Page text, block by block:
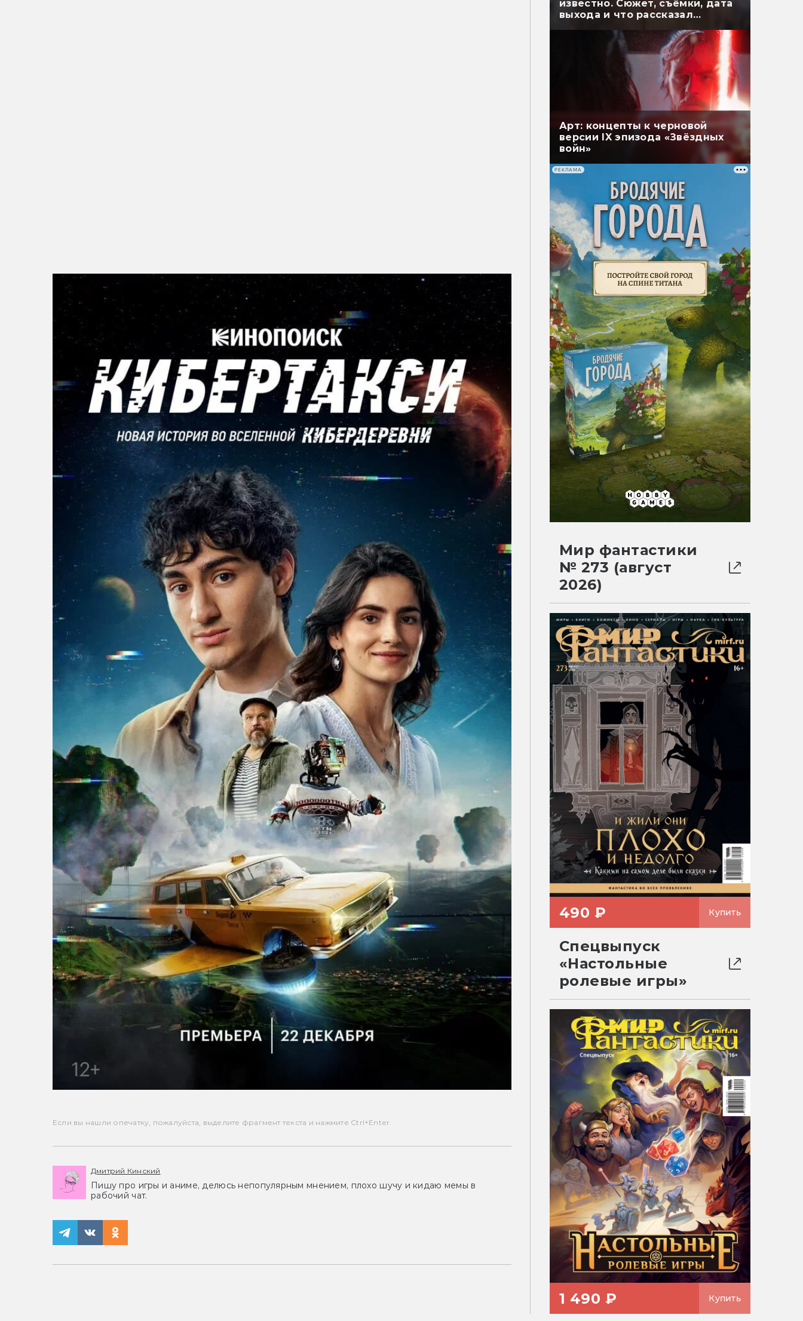
Если вы нашли опечатку, пожалуйста, выделите фрагмент текста и нажмите Ctrl+Enter.
Дмитрий Кинский
Пишу про игры и аниме, делюсь непопулярным мнением, плохо шучу и кидаю мемы в
рабочий чат.
известно. Сюжет, съёмки, дата
выхода и что рассказал
Арт: концепты к черновой
версии IX эпизода «Звёздных
войн»
РЕКЛАМА
Мир фантастики
№ 273 (август
2026)
490 ₽ Купить
Спецвыпуск
«Настольные
ролевые игры»
1 490 ₽ Купить